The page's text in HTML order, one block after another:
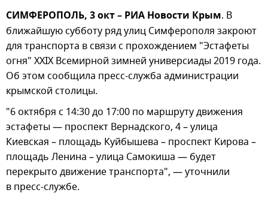
СИМФЕРОПОЛЬ, 3 окт – РИА Новости Крым. В
ближайшую субботу ряд улиц Симферополя закроют
для транспорта в связи с прохождением "Эстафеты
огня" XXIX Всемирной зимней универсиады 2019 года.
Об этом сообщила пресс-служба администрации
крымской столицы.
"6 октября с 14:30 до 17:00 по маршруту движения
эстафеты — проспект Вернадского, 4 – улица
Киевская – площадь Куйбышева – проспект Кирова –
площадь Ленина – улица Самокиша — будет
перекрыто движение транспорта", — уточнили
в пресс-службе.